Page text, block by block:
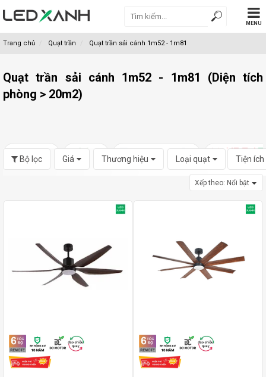
MENU
Trang chủ Quạt trần Quạt trần sải cánh 1m52 - 1m81
Quạt trần sải cánh 1m52 - 1m81 (Diện tích
phòng > 20m2)
Bộ lọc Giá Thương hiệu
Xếp theo: Nổi bật
Loại quạt Tiện ích